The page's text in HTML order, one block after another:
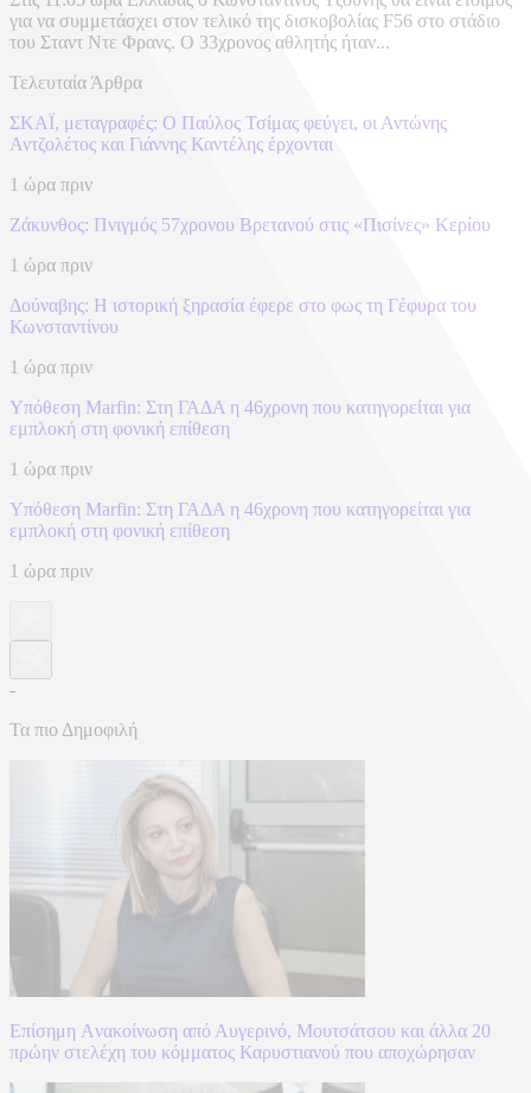
για να συμμετάσχει στον τελικό της δισκοβολίας F56 στο στάδιο
του Σταντ Ντε Φρανς. Ο 33χρονος αθλητής ήταν...
Τελευταία Άρθρα
ΣΚΑΪ, μεταγραφές: Ο Παύλος Τσίμας φεύγει, οι Αντώνης
Αντζολέτος και Γιάννης Καντέλης έρχονται
1 ώρα πριν
Ζάκυνθος: Πνιγμός 57χρονου Βρετανού στις «Πισίνες» Κερίου
1 ώρα πριν
Δούναβης: Η ιστορική ξηρασία έφερε στο φως τη Γέφυρα του
Κωνσταντίνου
1 ώρα πριν
Υπόθεση Marfin: Στη ΓΑΔΑ η 46χρονη που κατηγορείται για
εμπλοκή στη φονική επίθεση
1 ώρα πριν
Υπόθεση Marfin: Στη ΓΑΔΑ η 46χρονη που κατηγορείται για
εμπλοκή στη φονική επίθεση
1 ώρα πριν
-
Τα πιο Δημοφιλή
Επίσημη Aνακοίνωση από Αυγερινό, Μουτσάτσου και άλλα 20
πρώην στελέχη του κόμματος Καρυστιανού που αποχώρησαν